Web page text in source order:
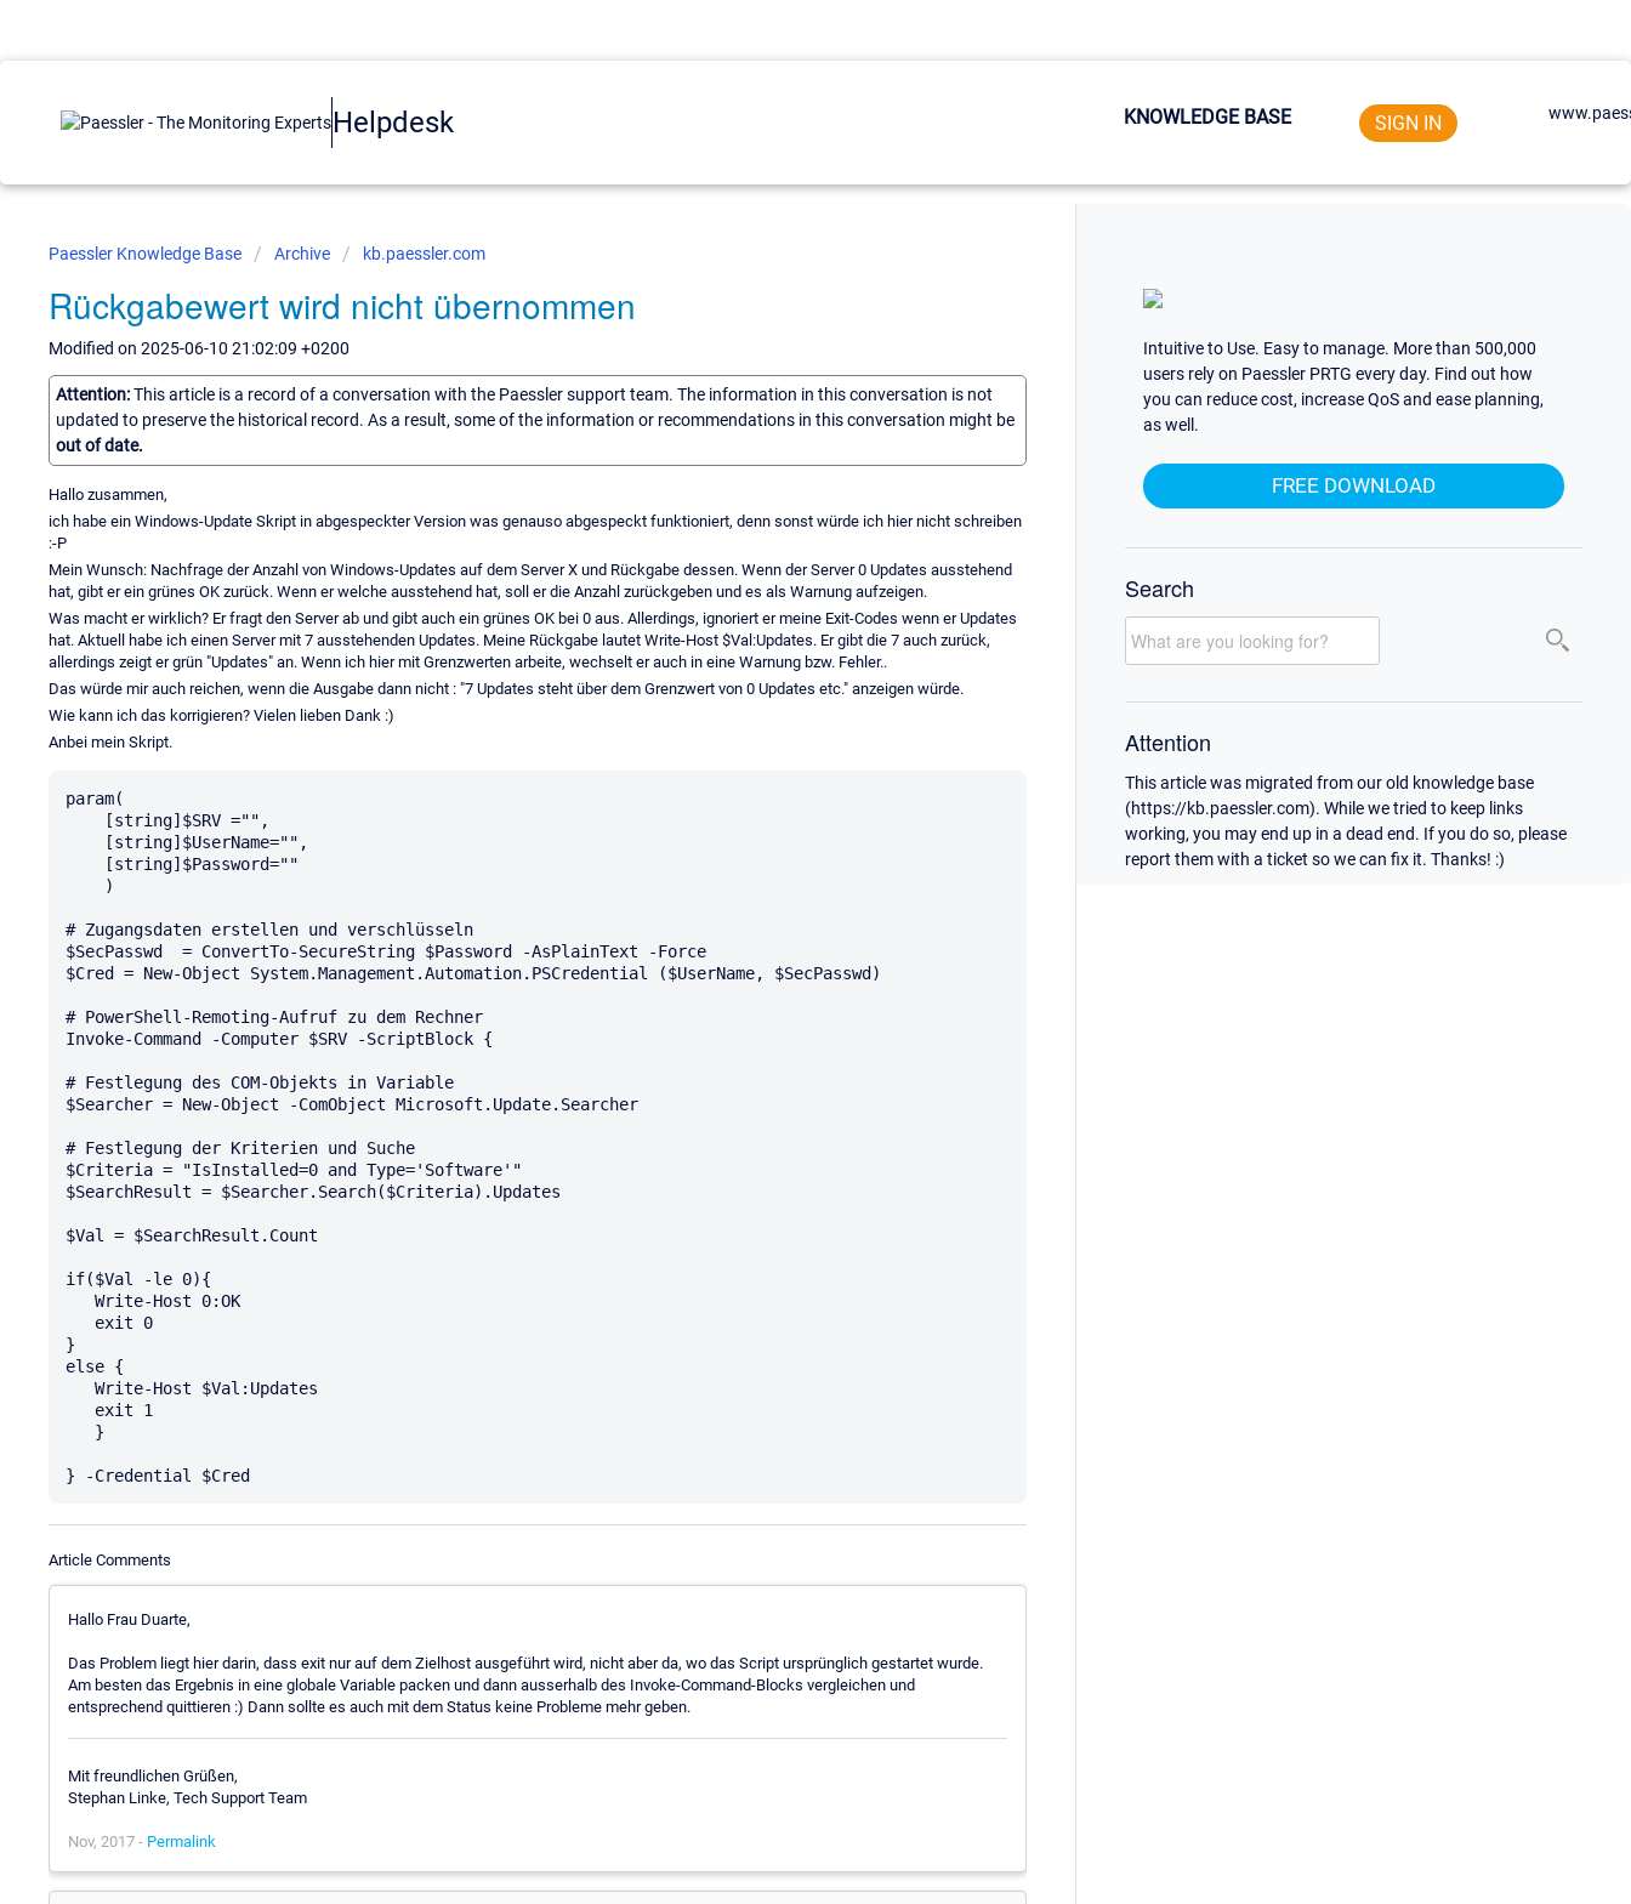
Helpdesk KNOWLEDGE BASE SIGN IN
Paessler Knowledge Base Archive kb.paessler.com
Rückgabewert wird nicht übernommen
Modified on 2025-06-10 21:02:09 +0200
Attention:This article is a record of a conversation with the Paessler support team. The information in this conversation is not
updated to preserve the historical record. As a result, some of the information or recommendations in this conversation might be
out of date.
Hallo zusammen,
ich habe ein Windows-Update Skript in abgespeckter Version was genauso abgespeckt funktioniert, denn sonst würde ich hier nicht schreiben
:-P
Mein Wunsch: Nachfrage der Anzahl von Windows-Updates auf dem Server X und Rückgabe dessen. Wenn der Server 0 Updates ausstehend
hat, gibt er ein grünes OK zurück. Wenn er welche ausstehend hat, soll er die Anzahl zurückgeben und es als Warnung aufzeigen.
Was macht er wirklich? Er fragt den Server ab und gibt auch ein grünes OK bei 0 aus. Allerdings, ignoriert er meine Exit-Codes wenn er Updates
hat. Aktuell habe ich einen Server mit 7 ausstehenden Updates. Meine Rückgabe lautet Write-Host $Val:Updates. Er gibt die 7 auch zurück,
allerdings zeigt er grün "Updates" an. Wenn ich hier mit Grenzwerten arbeite, wechselt er auch in eine Warnung bzw. Fehler..
Das würde mir auch reichen, wenn die Ausgabe dann nicht : "7 Updates steht über dem Grenzwert von 0 Updates etc." anzeigen würde.
Wie kann ich das korrigieren? Vielen lieben Dank :)
Anbei mein Skript.
param(
# Zugangsdaten erstellen und verschlüsseln
$SecPasswd  = ConvertTo-SecureString $Password -AsPlainText -Force
$Cred = New-Object System.Management.Automation.PSCredential ($UserName, $SecPasswd)
# PowerShell-Remoting-Aufruf zu dem Rechner
Invoke-Command -Computer $SRV -ScriptBlock {
# Festlegung des COM-Objekts in Variable
$Searcher = New-Object -ComObject Microsoft.Update.Searcher
# Festlegung der Kriterien und Suche
$Criteria = "IsInstalled=0 and Type='Software'"
$SearchResult = $Searcher.Search($Criteria).Updates
$Val = $SearchResult.Count
if($Val -le 0){
}
else {
Article Comments
Hallo Frau Duarte,
Das Problem liegt hier darin, dass exit nur auf dem Zielhost ausgeführt wird, nicht aber da, wo das Script ursprünglich gestartet wurde.
Am besten das Ergebnis in eine globale Variable packen und dann ausserhalb des Invoke-Command-Blocks vergleichen und
entsprechend quittieren :) Dann sollte es auch mit dem Status keine Probleme mehr geben.
Mit freundlichen Grüßen,
Stephan Linke, Tech Support Team
Nov, 2017 - Permalink
Intuitive to Use. Easy to manage. More than 500,000
users rely on Paessler PRTG every day. Find out how
you can reduce cost, increase QoS and ease planning,
as well.
FREE DOWNLOAD
Search
Attention
This article was migrated from our old knowledge base
(https://kb.paessler.com). While we tried to keep links
working, you may end up in a dead end. If you do so, please
report them with a ticket so we can fix it. Thanks! :)